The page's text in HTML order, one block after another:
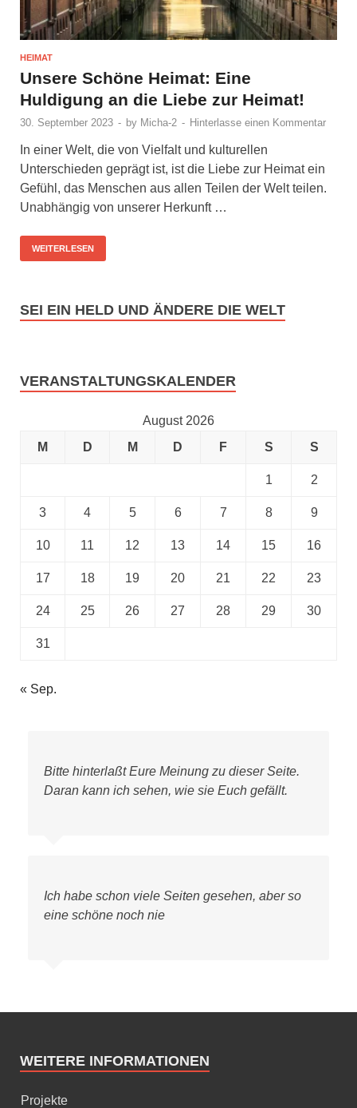
HEIMAT
Unsere Schöne Heimat: Eine
Huldigung an die Liebe zur Heimat!
30. September 2023 - by Micha-2 - Hinterlasse einen Kommentar
In einer Welt, die von Vielfalt und kulturellen
Unterschieden geprägt ist, ist die Liebe zur Heimat ein
Gefühl, das Menschen aus allen Teilen der Welt teilen.
Unabhängig von unserer Herkunft …
WEITERLESEN
SEI EIN HELD UND ÄNDERE DIE WELT
VERANSTALTUNGSKALENDER
August 2026
M
D M D F S S
1 2
3 4 5 6 7 8 9
10 11 12 13 14 15 16
17 18 19 20 21 22 23
24 25 26 27 28 29 30
31
« Sep.
Bitte hinterlaßt Eure Meinung zu dieser Seite.
Daran kann ich sehen, wie sie Euch gefällt.
Ich habe schon viele Seiten gesehen, aber so
eine schöne noch nie
WEITERE INFORMATIONEN
Projekte